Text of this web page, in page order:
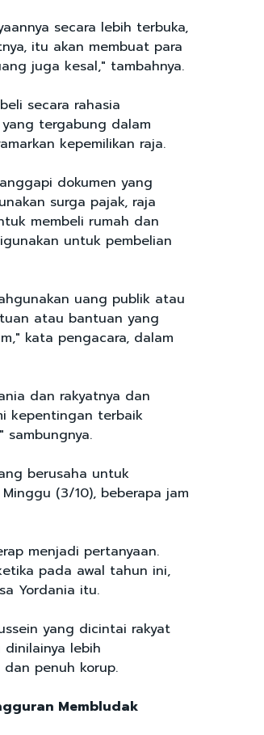
secara lebih terbuka,
itu akan membuat para
juga kesal," tambahnya.
secara rahasia
tergabung dalam
kepemilikan raja.
dokumen yang
surga pajak, raja
membeli rumah dan
untuk pembelian
uang publik atau
atau bantuan yang
kata pengacara, dalam
dan rakyatnya dan
kepentingan terbaik
sambungnya.
berusaha untuk
(3/10), beberapa jam
menjadi pertanyaan.
pada awal tahun ini,
Yordania itu.
yang dicintai rakyat
lebih
penuh korup.
Membludak